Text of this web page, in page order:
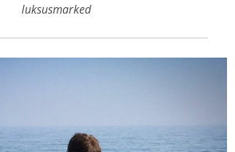
luksusmarked